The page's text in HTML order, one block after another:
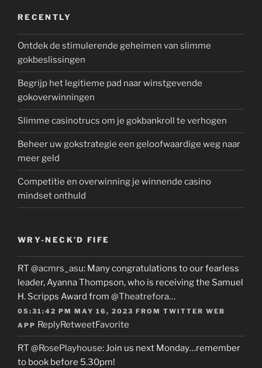
RECENTLY
Ontdek de stimulerende geheimen van slimme
gokbeslissingen
Begrijp het legitieme pad naar winstgevende
gokoverwinningen
Slimme casinotrucs om je gokbankroll te verhogen
Beheer uw gokstrategie een geloofwaardige weg naar
meer geld
Competitie en overwinning je winnende casino
mindset onthuld
WRY-NECK’D FIFE
RT @acmrs_asu: Many congratulations to our fearless
leader, Ayanna Thompson, who is receiving the Samuel
H. Scripps Award from @Theatrefora…
05:31:42 PM MAY 16, 2023 FROM TWITTER WEB
APP ReplyRetweetFavorite
RT @RosePlayhouse: Join us next Monday…remember
to book before 5.30pm!